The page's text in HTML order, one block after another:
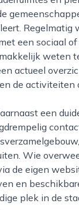
een sociaal
weten
actueel
de activiteiten
Wie
de eigen
en
plek in de